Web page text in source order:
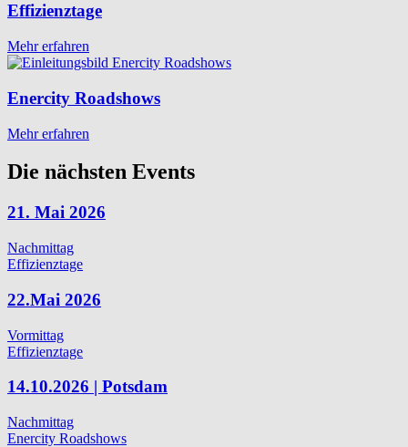
Effizienztage
Mehr erfahren
Enercity Roadshows
Mehr erfahren
Die nächsten Events
21. Mai 2026
Nachmittag
Effizienztage
22.Mai 2026
Vormittag
Effizienztage
14.10.2026 | Potsdam
Nachmittag
Enercity Roadshows